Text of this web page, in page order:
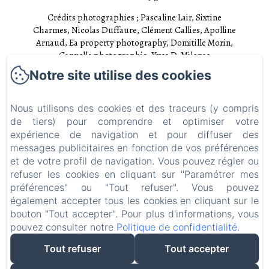
Crédits photographies ; Pascaline Lair, Sixtine
Charmes, Nicolas Duffaure, Clément Callies, Apolline
Arnaud, Ea property photography, Domitille Morin,
Cannelle photographie, Yves D. Milonas
Chambres
Expériences
Visites
EN
FR
Notre site utilise des cookies
Nous utilisons des cookies et des traceurs (y compris
de tiers) pour comprendre et optimiser votre
expérience de navigation et pour diffuser des
messages publicitaires en fonction de vos préférences
et de votre profil de navigation. Vous pouvez régler ou
refuser les cookies en cliquant sur "Paramétrer mes
préférences" ou "Tout refuser". Vous pouvez
également accepter tous les cookies en cliquant sur le
bouton "Tout accepter". Pour plus d'informations, vous
pouvez consulter notre Politique de confidentialité.
Tout refuser
Tout accepter